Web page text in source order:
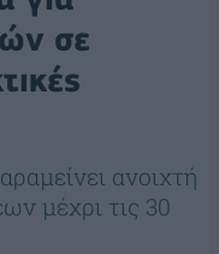
σε
ανοιχτή
μέχρι τις 30